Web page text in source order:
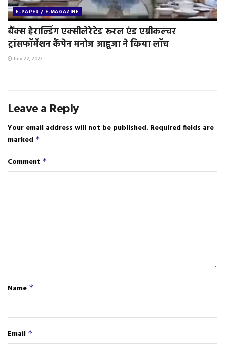
E-PAPER / E-MAGAZINE
बैंक्स हेराल्डिंग एक्सीलेरेटेड रूरल एंड एग्रीकल्चर
ट्रांसफॉर्मेशन कैंपेन मनोज आहूजा ने किया लॉच
July 22, 2023
Leave a Reply
Your email address will not be published. Required fields are
marked *
Comment *
Name *
Email *